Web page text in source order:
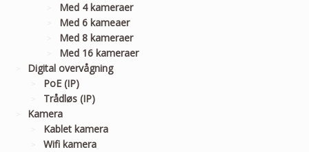
Med 4 kameraer
Med 6 kameaer
Med 8 kameraer
Med 16 kameraer
Digital overvågning
PoE (IP)
Trådløs (IP)
Kamera
Kablet kamera
Wifi kamera